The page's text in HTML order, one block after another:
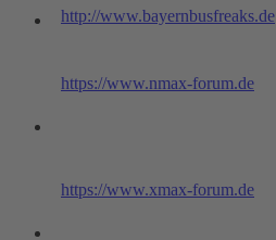
http://www.bayernbusfreaks.de
https://www.nmax-forum.de
https://www.xmax-forum.de